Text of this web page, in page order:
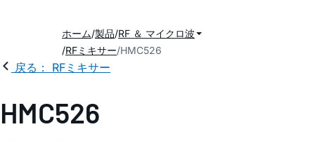
ホーム 製品 RF ＆ マイクロ波
RFミキサー HMC526
戻る： RFミキサー
HMC526